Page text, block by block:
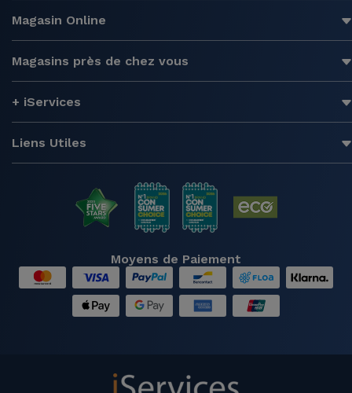
Magasin Online
Magasins près de chez vous
+ iServices
Liens Utiles
Moyens de Paiement